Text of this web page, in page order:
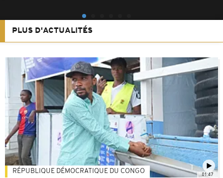
PLUS D'ACTUALITÉS
01:47
RÉPUBLIQUE DÉMOCRATIQUE DU CONGO